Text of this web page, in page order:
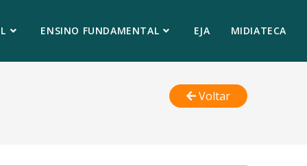
ENSINO FUNDAMENTAL EJA MIDIATECA
Voltar